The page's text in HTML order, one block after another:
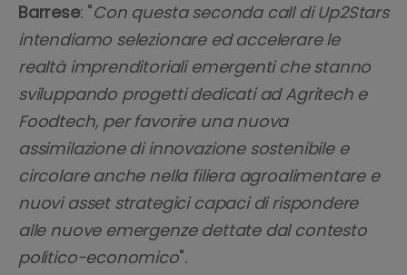
Barrese: "Con questa seconda call di Up2Stars
intendiamo selezionare ed accelerare le
realtà imprenditoriali emergenti che stanno
sviluppando progetti dedicati ad Agritech e
Foodtech, per favorire una nuova
assimilazione di innovazione sostenibile e
circolare anche nella filiera agroalimentare e
nuovi asset strategici capaci di rispondere
alle nuove emergenze dettate dal contesto
politico-economico".